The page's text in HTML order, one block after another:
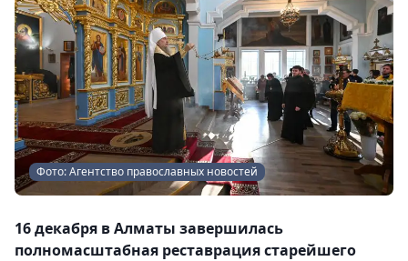
Фото: Агентство православных новостей
16 декабря в Алматы завершилась
полномасштабная реставрация старейшего